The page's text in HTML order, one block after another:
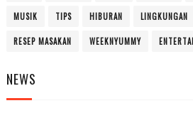
MUSIK TIPS HIBURAN LINGKUNGAN
RESEP MASAKAN WEEKNYUMMY
NEWS